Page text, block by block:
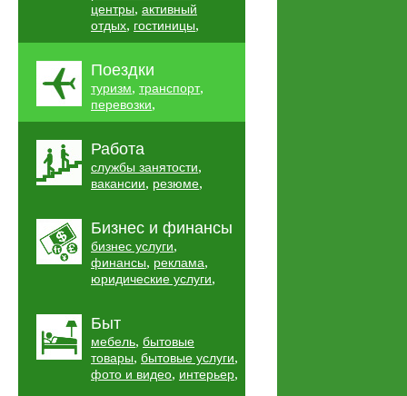
центры, активный
отдых, гостиницы,
Поездки
туризм, транспорт,
перевозки,
Работа
службы занятости,
вакансии, резюме,
Бизнес и финансы
бизнес услуги,
финансы, реклама,
юридические услуги,
Быт
мебель, бытовые
товары, бытовые услуги,
фото и видео, интерьер,